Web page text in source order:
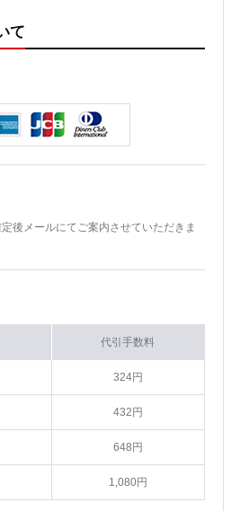
て
後メールにてご案内させていただきま
代引手数料
324円
432円
648円
1,080円